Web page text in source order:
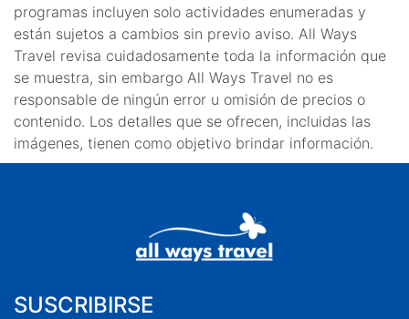
programas incluyen solo actividades enumeradas y
están sujetos a cambios sin previo aviso. All Ways
Travel revisa cuidadosamente toda la información que
se muestra, sin embargo All Ways Travel no es
responsable de ningún error u omisión de precios o
contenido. Los detalles que se ofrecen, incluidas las
imágenes, tienen como objetivo brindar información.
SUSCRIBIRSE